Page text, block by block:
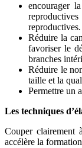
encourager
reproductives.
Réduire la
favoriser le
branches
Réduire le
taille et la
Permettre un
Les techniques
Couper clairement
accélère la